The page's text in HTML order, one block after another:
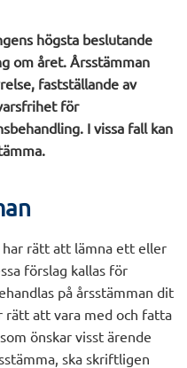
högsta beslutande
om året. Årsstämman
fastställande av
för
I vissa fall kan
rätt att lämna ett eller
förslag kallas för
på årsstämman dit
rätt att vara med och fatta
önskar visst ärende
ska skriftligen